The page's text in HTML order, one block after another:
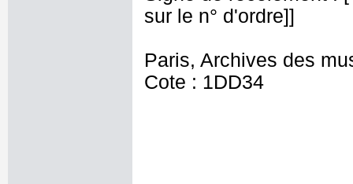
sur le n° d'ordre]]
Paris, Archives des
Cote : 1DD34